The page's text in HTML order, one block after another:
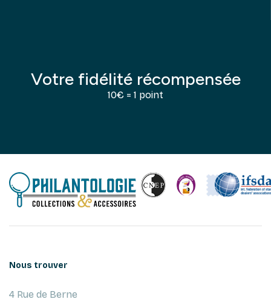
Votre fidélité récompensée
10€ = 1 point
Nous trouver
4 Rue de Berne